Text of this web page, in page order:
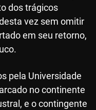
dos trágicos
vez sem omitir
em seu retorno,
pela Universidade
no continente
e o contingente